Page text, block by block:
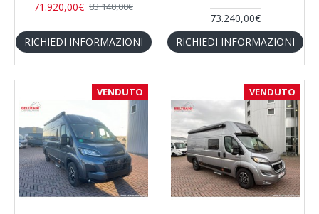
71.920,00€ 83.140,00€
RICHIEDI INFORMAZIONI
73.240,00€
RICHIEDI INFORMAZIONI
VENDUTO VENDUTO